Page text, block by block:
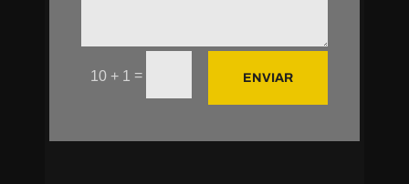
10 + 1 = ENVIAR